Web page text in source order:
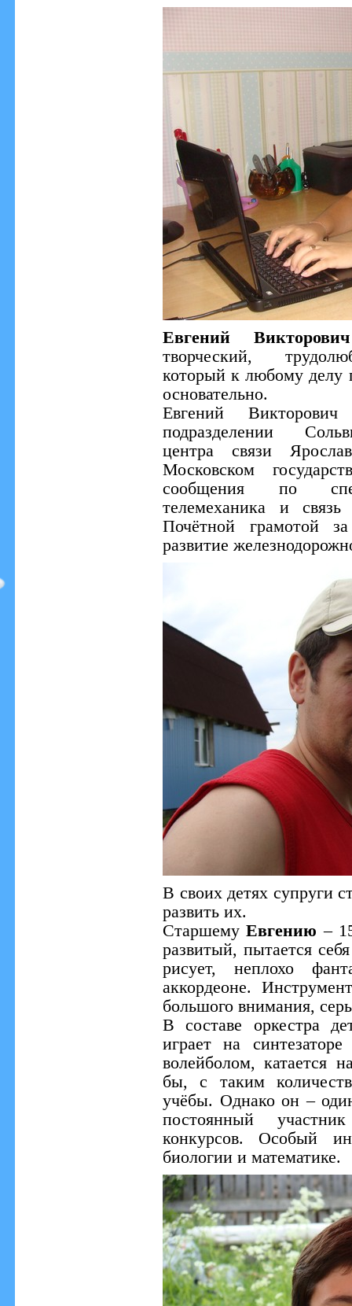
Евгений
творческий,
который к любому делу
основательно.
Евгений
подразделении
центра связи
Московском
сообщения по
телемеханика и
Почётной грамотой
развитие
В своих детях супруги
развить их.
СтаршемуЕвгению –
развитый, пытается
рисует, неплохо
аккордеоне.
большого внимания,
В составе оркестра
играет на
волейболом, катается
бы, с таким
учёбы. Однако он –
постоянный
конкурсов. Особый
биологии и математике.